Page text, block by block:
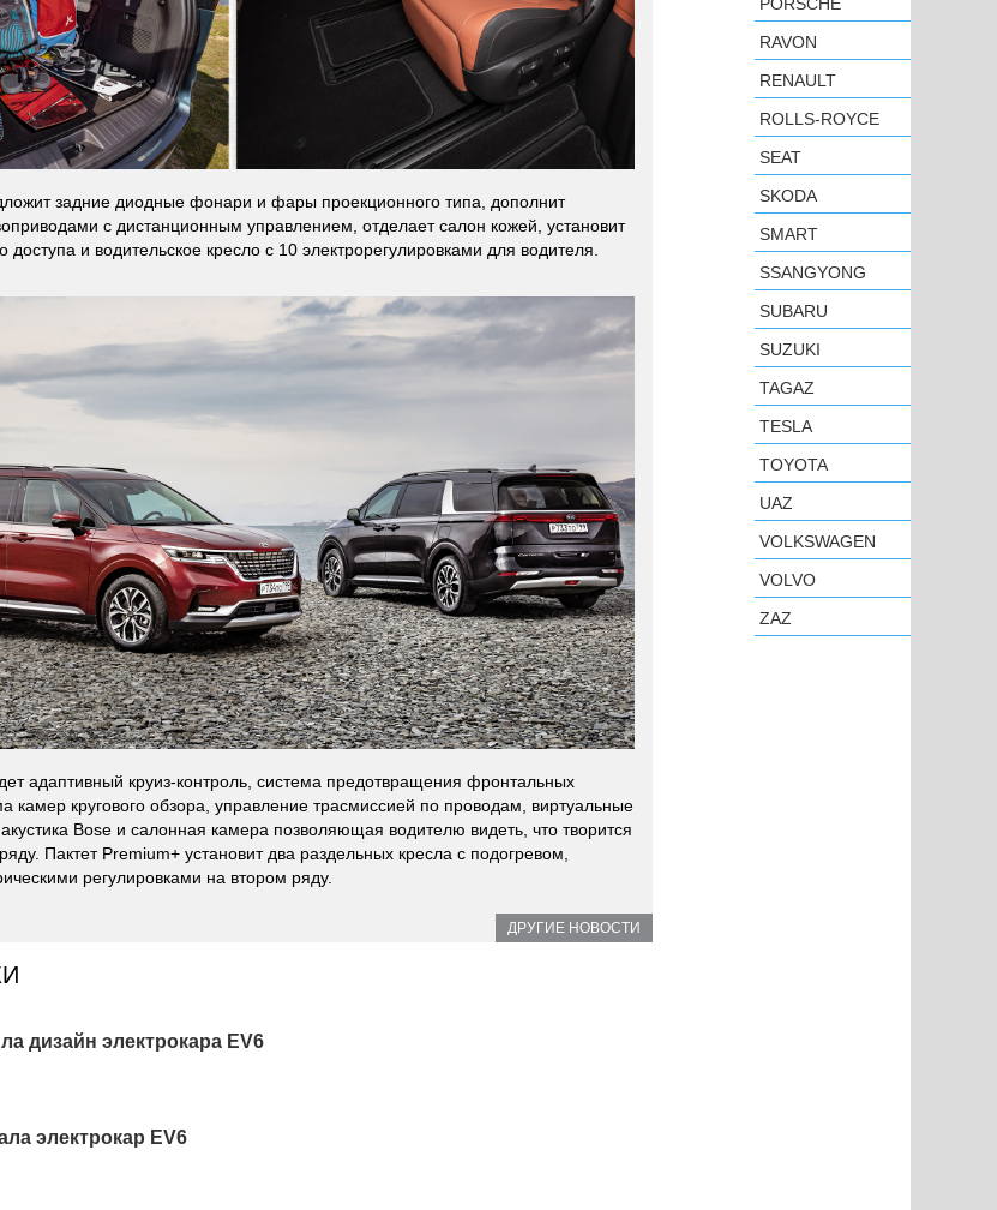
задние диодные фонари и фары проекционного типа, дополнит
с дистанционным управлением, отделает салон кожей, установит
доступа и водительское кресло с 10 электрорегулировками для водителя.
адаптивный круиз-контроль, система предотвращения фронтальных
камер кругового обзора, управление трасмиссией по проводам, виртуальные
Bose и салонная камера позволяющая водителю видеть, что творится
Пактет Premium+ установит два раздельных кресла с подогревом,
регулировками на втором ряду.
ДРУГИЕ НОВОСТИ
дизайн электрокара EV6
электрокар EV6
RAVON
RENAULT
ROLLS-ROYCE
SEAT
SKODA
SMART
SSANGYONG
SUBARU
SUZUKI
TAGAZ
TESLA
TOYOTA
UAZ
VOLKSWAGEN
VOLVO
ZAZ